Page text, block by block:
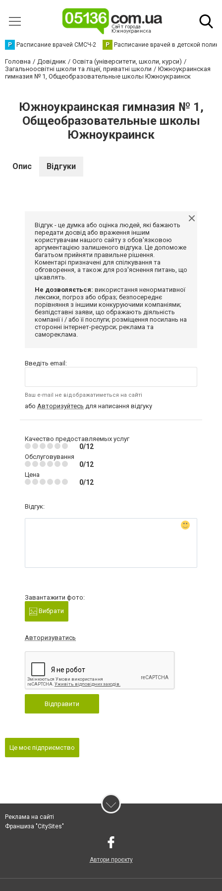
Р Расписание врачей СМСЧ-2 Р Расписание врачей в детской
Головна Довідник
Освіта (університети, школи, курси)
Загальноосвітні школи та ліцеї, приватні школи
Южноукраинская
гимназия № 1, Общеобразовательные школы Южноукраинск
Южноукраинская гимназия № 1,
Общеобразовательные школы
Южноукраинск
Опис Відгуки
Відгук - це думка або оцінка людей, які бажають
передати досвід або враження іншим
користувачам нашого сайту з обов'язковою
аргументацією залишеного відгука. Це допоможе
багатьом прийняти правильне рішення.
Коментарі призначені для спілкування та
обговорення, а також для роз'яснення питань, що
цікавлять.
Не дозволяється: використання ненормативної
лексики, погроз або образ; безпосереднє
порівняння з іншими конкуруючими компаніями;
безпідставні заяви, що ображають діяльність
компанії і / або її послуги; розміщення посилань на
сторонні інтернет-ресурси; реклама та
самореклама.
Введіть email:
Ваш e-mail не відображатиметься на сайті
або Авторизуйтесь для написання відгуку
Качество предоставляемых услуг
0/12
Обслуговування
0/12
Цена
0/12
Відгук:
Завантажити фото:
Вибрати
Авторизуватись
Відправити
Це моє підприємство
Реклама на сайті
Франшиза "CitySites"
Автори проєкту